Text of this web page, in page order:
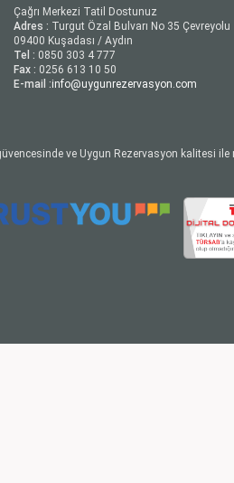
Çağrı Merkezi Tatil Dostunuz
Adres : Turgut Özal Bulvarı No 35 Çevreyolu
09400 Kuşadası / Aydın
Tel : 0850 303 4 777
Fax : 0256 613 10 50
E-mail :info@uygunrezervasyon.com
ve Uygun Rezervasyon kalitesi ile